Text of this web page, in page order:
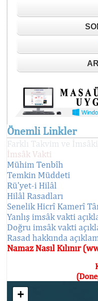
Önemli Linkler
Farklı Takvim ve
İmsâk Vakti
Mühim Tenbîh
Temkin Müddeti
Rü'yet-i Hilâl
Hilâl Rasadları
Senelik Hicrî Kamerî
Yanlış imsâk vakti
Doğru imsâk vakti
Rasad hakkında
Namaz Nasıl Kılınır
+